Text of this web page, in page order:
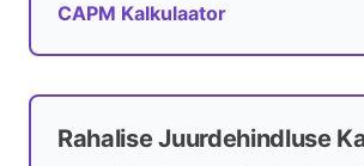
CAPM Kalkulaator
Rahalise Juurdehindluse